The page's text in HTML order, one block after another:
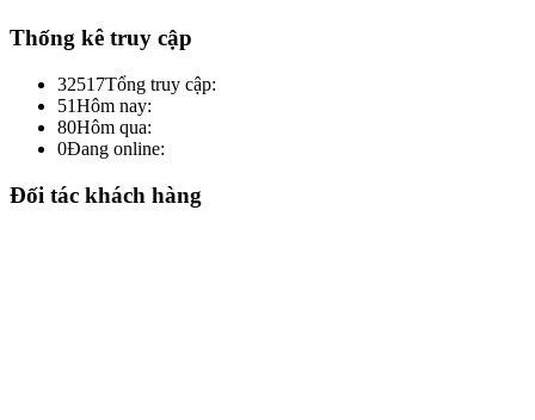
Thống kê truy cập
32517Tổng truy cập:
51Hôm nay:
80Hôm qua:
0Đang online:
Đối tác khách hàng